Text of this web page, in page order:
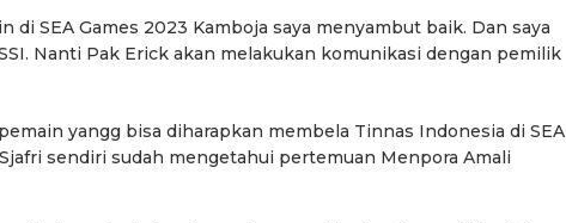
SEA Games 2023 Kamboja saya menyambut baik. Dan saya
Nanti Pak Erick akan melakukan komunikasi dengan pemilik
yangg bisa diharapkan membela Tinnas Indonesia di SEA
sendiri sudah mengetahui pertemuan Menpora Amali